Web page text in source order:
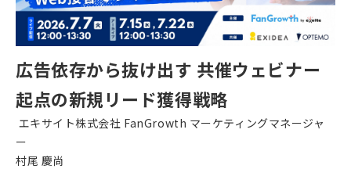
広告依存から抜け出す 共催ウェビナー
起点の新規リード獲得戦略
エキサイト株式会社 FanGrowth マーケティングマネージャ
ー
村尾 慶尚